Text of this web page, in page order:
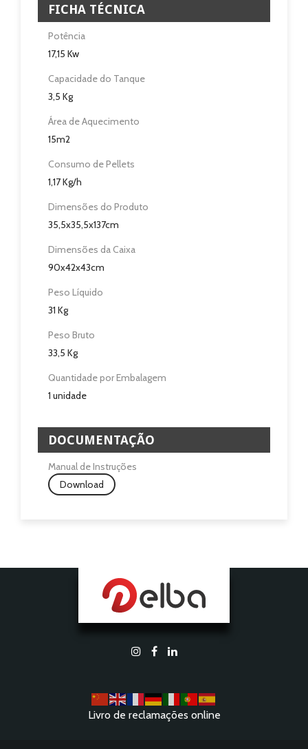
Eletrodomésticos
Sobre
Assistência Técnica
Contactos
FICHA TÉCNICA
Potência
17,15 Kw
Capacidade do Tanque
3,5 Kg
Área de Aquecimento
15m2
Consumo de Pellets
1,17 Kg/h
Dimensões do Produto
35,5x35,5x137cm
Dimensões da Caixa
90x42x43cm
Peso Líquido
31 Kg
Peso Bruto
33,5 Kg
Quantidade por Embalagem
1 unidade
DOCUMENTAÇÃO
Manual de Instruções
Download
Livro de reclamações online